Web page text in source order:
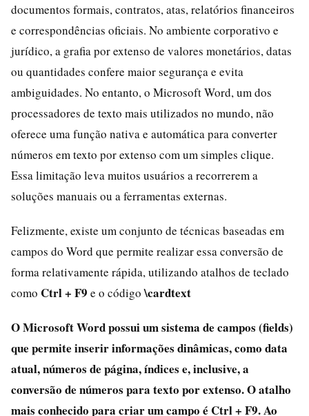
documentos formais, contratos, atas, relatórios financeiros
e correspondências oficiais. No ambiente corporativo e
jurídico, a grafia por extenso de valores monetários, datas
ou quantidades confere maior segurança e evita
ambiguidades. No entanto, o Microsoft Word, um dos
processadores de texto mais utilizados no mundo, não
oferece uma função nativa e automática para converter
números em texto por extenso com um simples clique.
Essa limitação leva muitos usuários a recorrerem a
soluções manuais ou a ferramentas externas.
Felizmente, existe um conjunto de técnicas baseadas em
campos do Word que permite realizar essa conversão de
forma relativamente rápida, utilizando atalhos de teclado
como Ctrl + F9 e o código\cardtext
O Microsoft Word possui um sistema de campos (fields)
que permite inserir informações dinâmicas, como data
atual, números de página, índices e, inclusive, a
conversão de números para texto por extenso. O atalho
mais conhecido para criar um campo é Ctrl + F9. Ao